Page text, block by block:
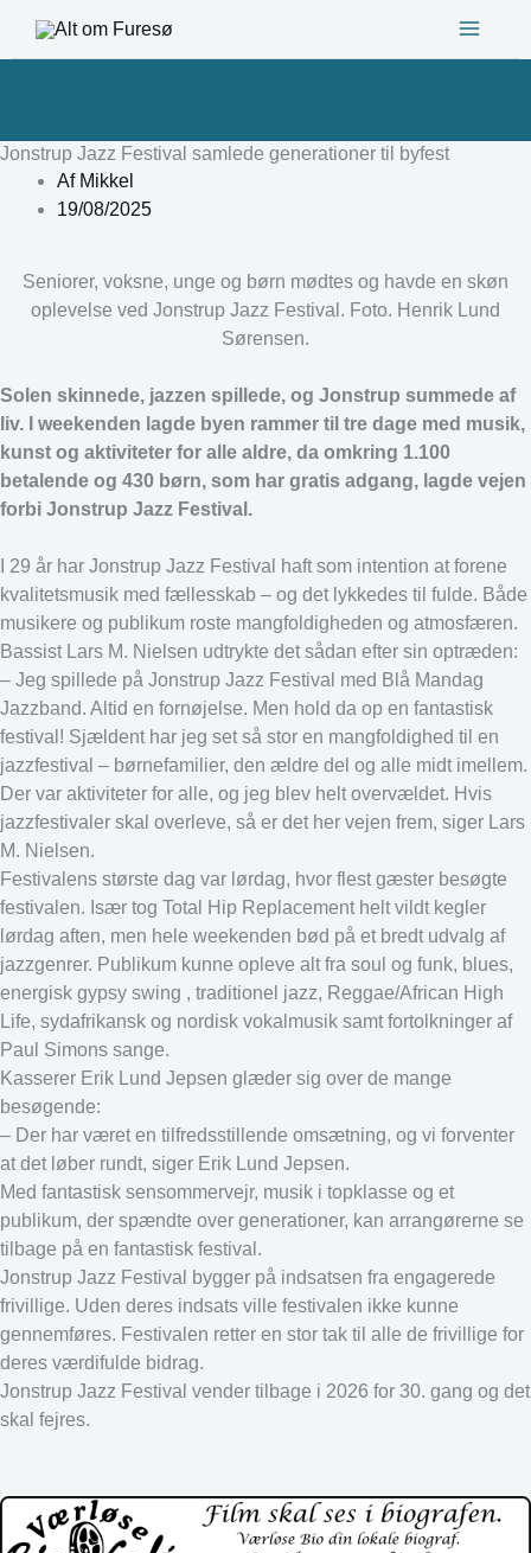
Jonstrup Jazz Festival samlede generationer til byfest
AfMikkel
19/08/2025
Seniorer, voksne, unge og børn mødtes og havde en skøn
oplevelse ved Jonstrup Jazz Festival. Foto. Henrik Lund
Sørensen.
Solen skinnede, jazzen spillede, og Jonstrup summede af
liv. I weekenden lagde byen rammer til tre dage med musik,
kunst og aktiviteter for alle aldre, da omkring 1.100
betalende og 430 børn, som har gratis adgang, lagde vejen
forbi Jonstrup Jazz Festival.
I 29 år har Jonstrup Jazz Festival haft som intention at forene
kvalitetsmusik med fællesskab – og det lykkedes til fulde. Både
musikere og publikum roste mangfoldigheden og atmosfæren.
Bassist Lars M. Nielsen udtrykte det sådan efter sin optræden:
– Jeg spillede på Jonstrup Jazz Festival med Blå Mandag
Jazzband. Altid en fornøjelse. Men hold da op en fantastisk
festival! Sjældent har jeg set så stor en mangfoldighed til en
jazzfestival – børnefamilier, den ældre del og alle midt imellem.
Der var aktiviteter for alle, og jeg blev helt overvældet. Hvis
jazzfestivaler skal overleve, så er det her vejen frem, siger Lars
M. Nielsen.
Festivalens største dag var lørdag, hvor flest gæster besøgte
festivalen. Især tog Total Hip Replacement helt vildt kegler
lørdag aften, men hele weekenden bød på et bredt udvalg af
jazzgenrer. Publikum kunne opleve alt fra soul og funk, blues,
energisk gypsy swing , traditionel jazz, Reggae/African High
Life, sydafrikansk og nordisk vokalmusik samt fortolkninger af
Paul Simons sange.
Kasserer Erik Lund Jepsen glæder sig over de mange
besøgende:
– Der har været en tilfredsstillende omsætning, og vi forventer
at det løber rundt, siger Erik Lund Jepsen.
Med fantastisk sensommervejr, musik i topklasse og et
publikum, der spændte over generationer, kan arrangørerne se
tilbage på en fantastisk festival.
Jonstrup Jazz Festival bygger på indsatsen fra engagerede
frivillige. Uden deres indsats ville festivalen ikke kunne
gennemføres. Festivalen retter en stor tak til alle de frivillige for
deres værdifulde bidrag.
Jonstrup Jazz Festival vender tilbage i 2026 for 30. gang og det
skal fejres.